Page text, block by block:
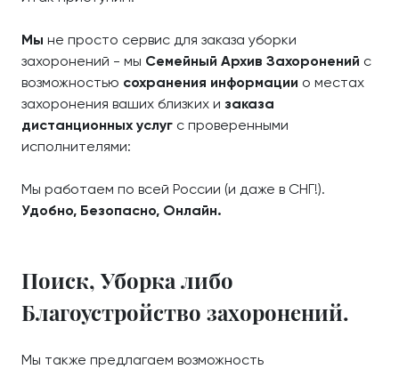
Мы не просто сервис для заказа уборки
захоронений - мы Семейный Архив Захоронений с
возможностью сохранения информации о местах
захоронения ваших близких и заказа
дистанционных услуг с проверенными
исполнителями:
Мы работаем по всей России (и даже в СНГ!).
Удобно, Безопасно, Онлайн.
Поиск, Уборка либо
Благоустройство захоронений.
Мы также предлагаем возможность